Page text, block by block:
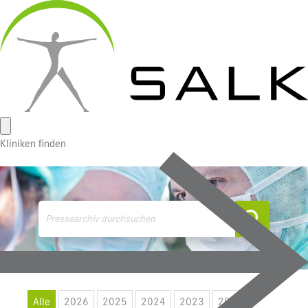
Wichtige Links
Kliniken finden
Medienmitteilungen
Alle 2026 2025 2024 2023 2022